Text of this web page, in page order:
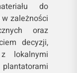
do
zależności
oraz
decyzji,
lokalnymi